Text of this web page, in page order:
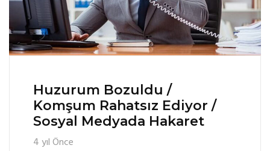
Huzurum Bozuldu /
Komşum Rahatsız Ediyor /
Sosyal Medyada Hakaret
4 yıl Önce